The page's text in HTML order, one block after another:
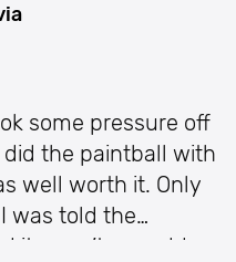
some pressure off
did the paintball with
well worth it. Only
was told the
it wasn’t = muddy